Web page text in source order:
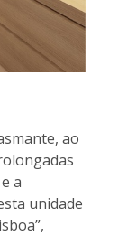
ao
a
unidade